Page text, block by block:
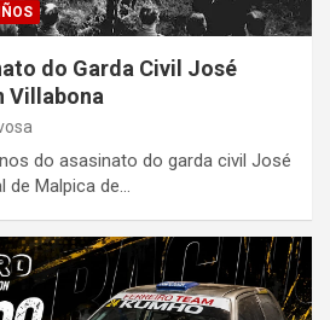
do Garda Civil José
Villabona
do asasinato do garda civil José
de Malpica de…